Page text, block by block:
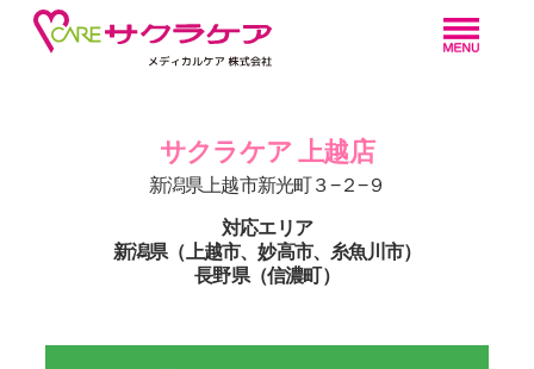
サクラケア 上越店
新潟県上越市新光町３−２−９
対応エリア
新潟県（上越市、妙高市、糸魚川市）
長野県（信濃町）